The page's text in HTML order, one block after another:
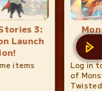
3:
Launch
items
Log in
of